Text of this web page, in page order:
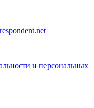
и персональных